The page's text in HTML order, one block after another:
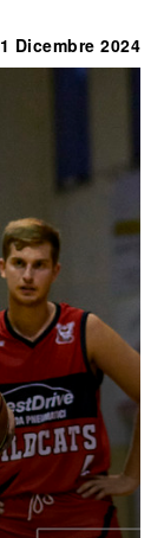
1 Dicembre 2024